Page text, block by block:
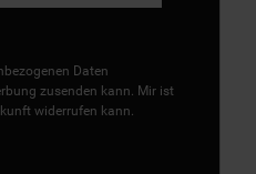
Daten
zusenden kann. Mir ist
widerrufen kann.